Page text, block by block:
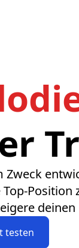
Zweck
Position
deinen
testen